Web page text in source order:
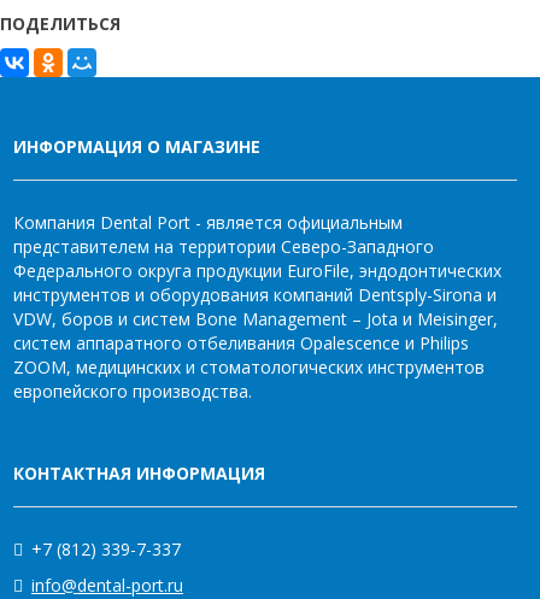
ПОДЕЛИТЬСЯ
ИНФОРМАЦИЯ О МАГАЗИНЕ
Компания Dental Port - является официальным
представителем на территории Северо-Западного
Федерального округа продукции EuroFile, эндодонтических
инструментов и оборудования компаний Dentsply-Sirona и
VDW, боров и систем Bone Management – Jota и Meisinger,
систем аппаратного отбеливания Opalescence и Philips
ZOOM, медицинских и стоматологических инструментов
европейского производства.
КОНТАКТНАЯ ИНФОРМАЦИЯ
+7 (812) 339-7-337
info@dental-port.ru